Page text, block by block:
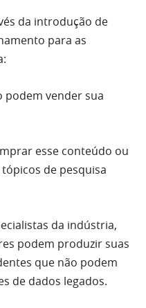
da introdução de
para as
podem vender sua
esse conteúdo ou
de pesquisa
da indústria,
podem produzir suas
que não podem
de dados legados.